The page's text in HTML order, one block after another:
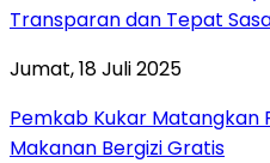
Transparan dan Tepat
Jumat, 18 Juli 2025
Pemkab Kukar Matangkan
Makanan Bergizi Gratis